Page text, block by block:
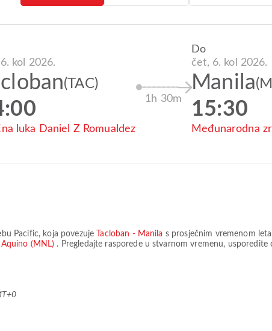
kol 2026.
(TAC)
luka Daniel Z Romualdez
1h 30m
Do
čet, 6. kol 2026.
Manila
15:30
Međunarodna
Pacific, koja povezuje Tacloban - Manila s prosječnim vremenom
(MNL) . Pregledajte rasporede u stvarnom vremenu,